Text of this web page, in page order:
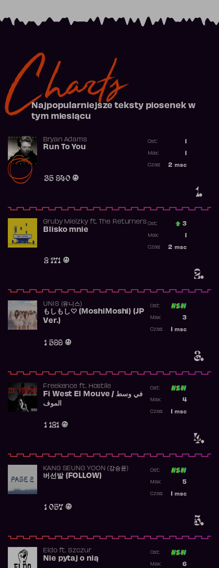
Charts
Najpopularniejsze teksty piosenek w
tym miesiącu
1.
Bryan Adams
Run To You
35 940
Ost.:
Max:
2 msc
Czas:
2.
Gruby Mielzkyft. The Returners
Blisko mnie
2 171
Ost.: 3
Max:
2 msc
Czas:
3.
UNIS (유니스)
もしもし♡ (MoshiMoshi) (JP
Ver.)
1 599
Ost:
3
Max:
msc
Czas:
4.
Freekence ft. Hostile
Fi West El Mouve / في وسط
الموف
1 121
Ost:
4
Max:
msc
Czas:
5.
KANG SEUNG YOON (강승윤)
버선발 (FOLLOW)
1 057
Ost:
5
Max:
msc
Czas:
Eldoft. Szczur
Nie pytaj o nią
Ost:
6
Max: